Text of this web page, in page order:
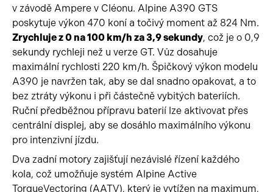
v závodě Ampere v Cléonu. Alpine A390 GTS
poskytuje výkon 470 koní a točivý moment až 824 Nm.
Zrychluje z 0 na 100 km/h za 3,9 sekundy, což je o 0,9
sekundy rychleji než u verze GT. Vůz dosahuje
maximální rychlosti 220 km/h. Špičkový výkon modelu
A390 je navržen tak, aby se dal snadno opakovat, a to
bez ztráty výkonu i při částečně vybitých bateriích.
Ruční předběžnou přípravu baterií lze aktivovat přes
centrální displej, aby se dosáhlo maximálního výkonu
pro intenzivní jízdu.
Dva zadní motory zajišťují nezávislé řízení každého
kola, což umožňuje systém Alpine Active
TorqueVectoring (AATV), který je vytížen na maximum,